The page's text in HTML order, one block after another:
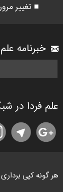
■ تغییر
خبرنامه
علم فردا در
هر گونه کپی